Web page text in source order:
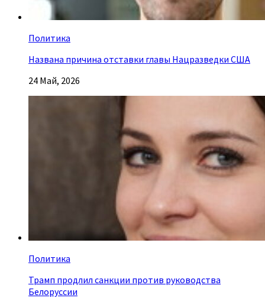
Политика
Названа причина отставки главы Нацразведки США
24 Май, 2026
Политика
Трамп продлил санкции против руководства
Белоруссии